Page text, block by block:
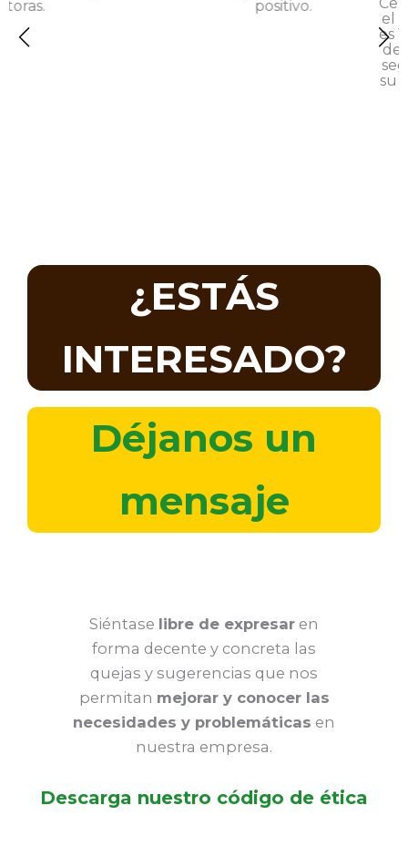
¿ESTÁS
INTERESADO?
Déjanos un
mensaje
Siéntase libre de expresar en
forma decente y concreta las
quejas y sugerencias que nos
permitan mejorar y conocer las
necesidades y problemáticas en
nuestra empresa.
Descarga nuestro código de ética